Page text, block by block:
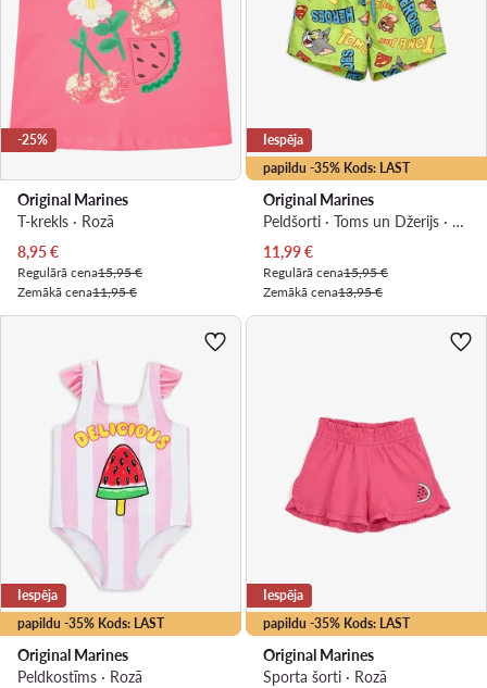
-25%
Original Marines
T-krekls · Rozā
Pašreizējā cena
8,95€
Regulārā cena15,95 €
Zemākā cena11,95 €
papildu -35% Kods: LAST
Iespēja
Original Marines
Peldšorti · Toms un Džerijs · Zaļš
Pašreizējā cena
11,99€
Regulārā cena15,95 €
Zemākā cena13,95 €
papildu -35% Kods: LAST
Iespēja
Original Marines
Peldkostīms · Rozā
papildu -35% Kods: LAST
Iespēja
Original Marines
Sporta šorti · Rozā